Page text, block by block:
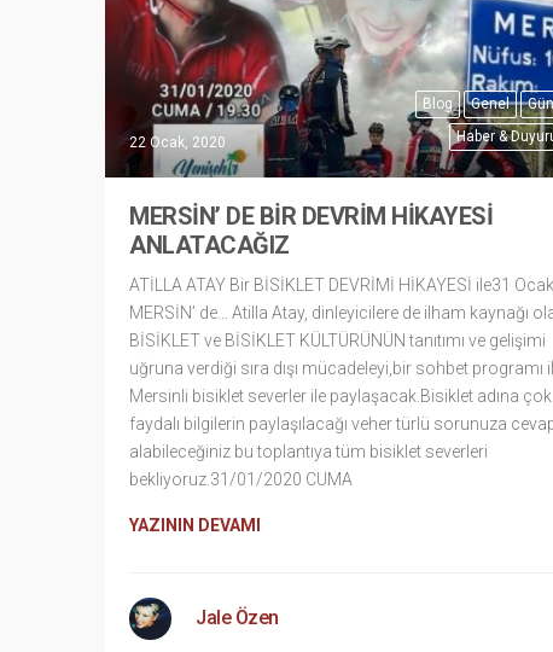
Blog Genel
Haber &
22 Ocak, 2020
MERSİN’ DE BİR DEVRİM HİKAYESİ
ANLATACAĞIZ
ATİLLA ATAY Bir BİSİKLET DEVRİMİ HİKAYESİ ile31
MERSİN’ de… Atilla Atay, dinleyicilere de ilham kaynağı
BİSİKLET ve BİSİKLET KÜLTÜRÜNÜN tanıtımı ve gelişimi
uğruna verdiği sıra dışı mücadeleyi,bir sohbet programı
Mersinli bisiklet severler ile paylaşacak.Bisiklet adına çok
faydalı bilgilerin paylaşılacağı veher türlü sorunuza
alabileceğiniz bu toplantıya tüm bisiklet severleri
bekliyoruz.31/01/2020 CUMA
YAZININ DEVAMI
Jale Özen